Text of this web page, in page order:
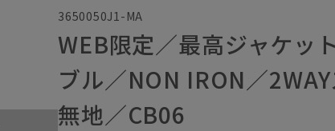
3650050J1-MA
WEB限定／最高ジャケッ
ブル／NON IRON／
無地／CB06